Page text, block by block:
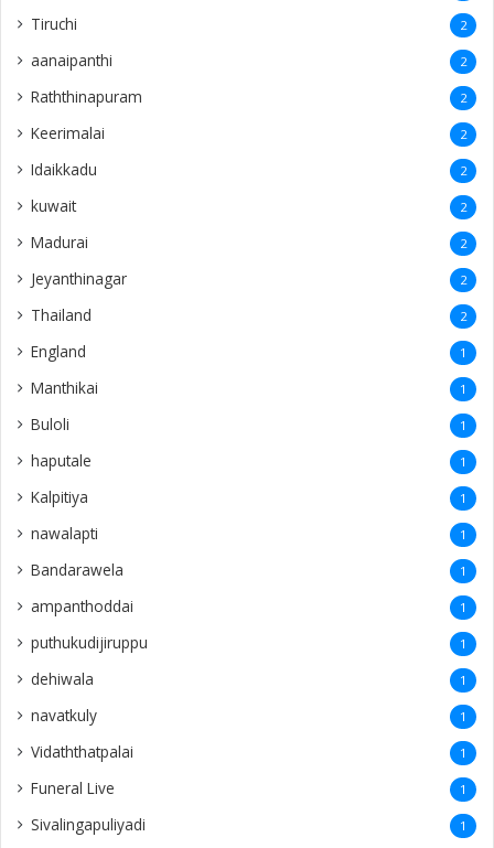
Tiruchi 2
aanaipanthi 2
Raththinapuram 2
Keerimalai 2
Idaikkadu 2
kuwait 2
Madurai 2
Jeyanthinagar 2
Thailand 2
England 1
Manthikai 1
Buloli 1
haputale 1
Kalpitiya 1
nawalapti 1
Bandarawela 1
ampanthoddai 1
puthukudijiruppu 1
dehiwala 1
navatkuly 1
Vidaththatpalai 1
Funeral Live 1
Sivalingapuliyadi 1